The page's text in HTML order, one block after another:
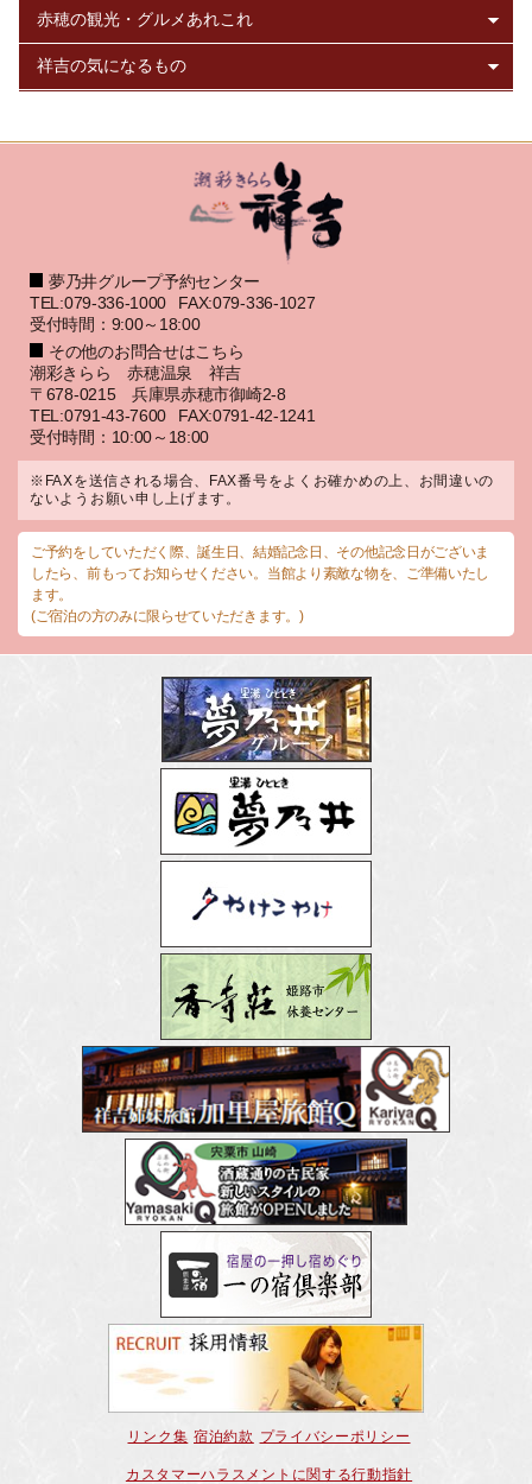
夢乃井グループ予約センター
TEL:079-336-1000
FAX:079-336-1027
受付時間：9:00～18:00
その他のお問合せはこちら
潮彩きらら 赤穂温泉 祥吉
〒678-0215 兵庫県赤穂市御崎2-8
TEL:0791-43-7600
FAX:0791-42-1241
受付時間：10:00～18:00
※FAXを送信される場合、FAX番号をよくお確かめの上、お間違いの
ないようお願い申し上げます。
ご予約をしていただく際、誕生日、結婚記念日、その他記念日がございま
したら、前もってお知らせください。当館より素敵な物を、ご準備いたし
ます。
(ご宿泊の方のみに限らせていただきます。)
リンク集 宿泊約款 プライバシーポリシー
カスタマーハラスメントに関する行動指針